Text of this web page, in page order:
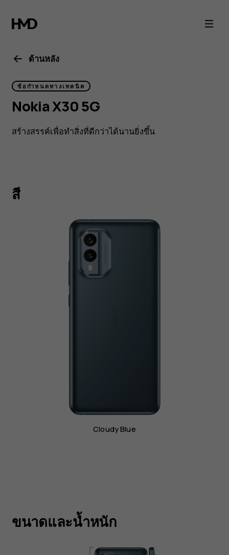
สมา
ร์ท
โฟน
รักษ์
โลก
X30
5G
ด้านหลัง
ข้อกำหนดทางเทคนิค
Nokia X30 5G
สร้างสรรค์เพื่อทำสิ่งที่ดีกว่าได้นานยิ่งขึ้น
สี
Cloudy Blue
ขนาดและน้ำหนัก